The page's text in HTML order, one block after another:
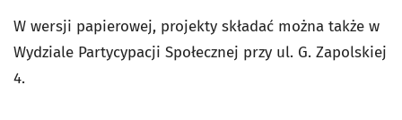
W wersji papierowej, projekty składać można także w
Wydziale Partycypacji Społecznej przy ul. G. Zapolskiej
4.